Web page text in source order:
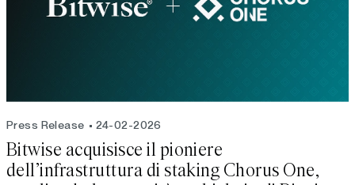
Press Release 24-02-2026
Bitwise acquisisce il pioniere
dell’infrastruttura di staking Chorus One,